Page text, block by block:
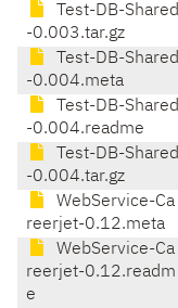
Test-DB-Shared
-0.003.tar.gz
Test-DB-Shared
-0.004.meta
Test-DB-Shared
-0.004.readme
Test-DB-Shared
-0.004.tar.gz
WebService-Ca
reerjet-0.12.meta
WebService-Ca
reerjet-0.12.readm
e